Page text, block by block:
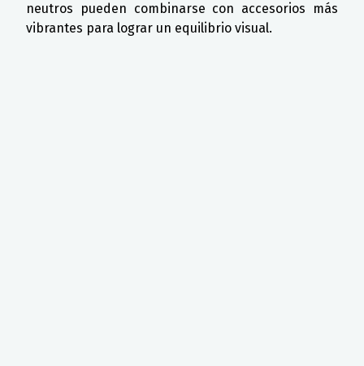
neutros pueden combinarse con accesorios más
vibrantes para lograr un equilibrio visual.